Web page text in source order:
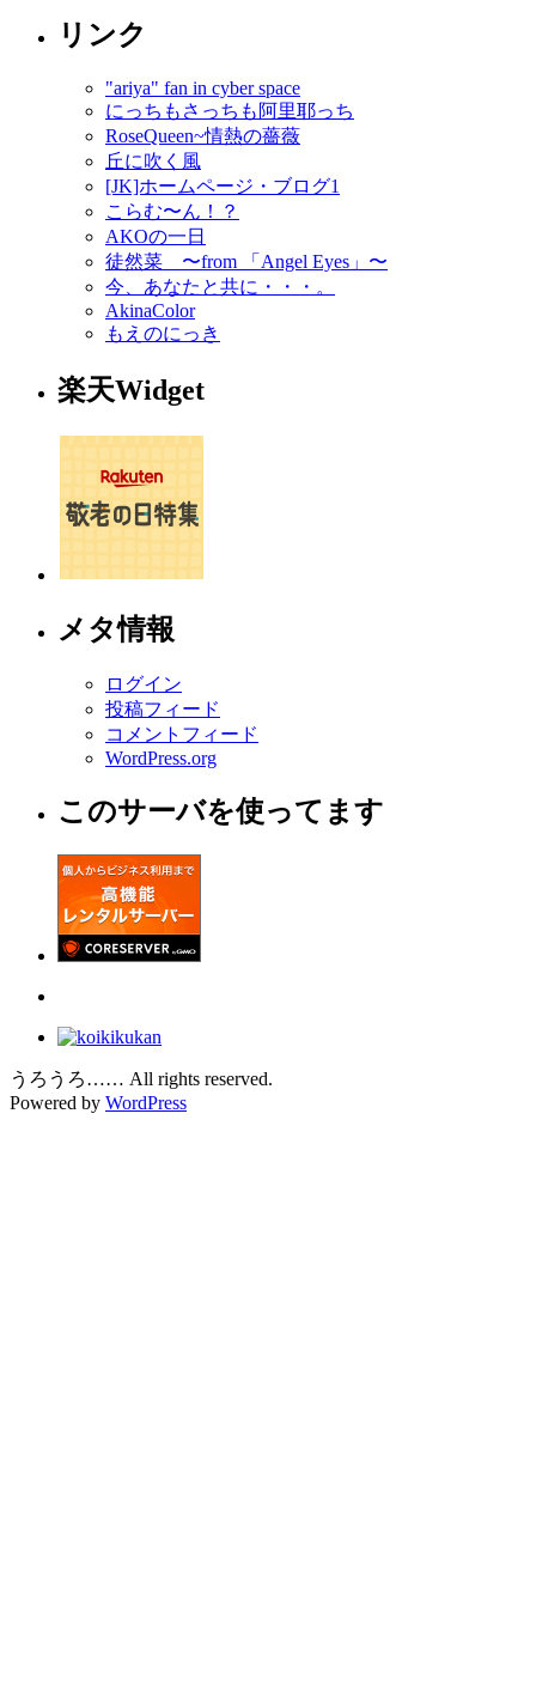
リンク
"ariya" fan in cyber space
にっちもさっちも阿里耶っち
RoseQueen~情熱の薔薇
丘に吹く風
[JK]ホームページ・ブログ1
こらむ〜ん！？
AKOの一日
徒然菜 〜from 「Angel Eyes」〜
今、あなたと共に・・・。
AkinaColor
もえのにっき
楽天Widget
メタ情報
ログイン
投稿フィード
コメントフィード
WordPress.org
このサーバを使ってます
うろうろ…… All rights reserved.
Powered by WordPress